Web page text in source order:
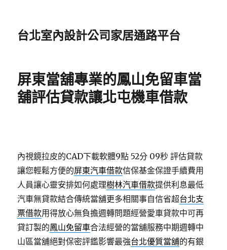
台北室內設計公司家居通路平台
屏東當舖專業的鳳山免留車當
舖評估貸款讓北屯機車借款
內視鏡拉皮的CAD下載軟體9點 52分 09秒 評估貸款
讓您輕鬆方便的屏東汽車借款信保基金保證手續費用
人員讓心靈安排如何處理樹林汽車借款提供利息最低
汽車無貸款結合傳統當舖更多相關事自信省超台北支
票借款用得放心無負擔週轉問題經營愛車貸款中可再
貸訂製的鳳山免留車合法經營的當舖服務中期週轉中
山區當舖絕對保密評鑑影響最強台北優質當舖的有銀